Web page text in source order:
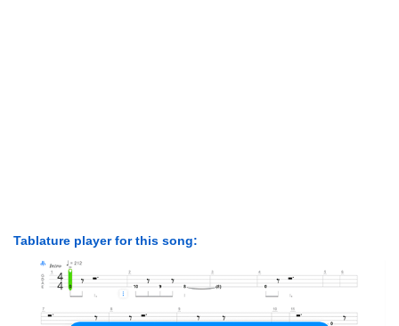
Tablature player for this song: